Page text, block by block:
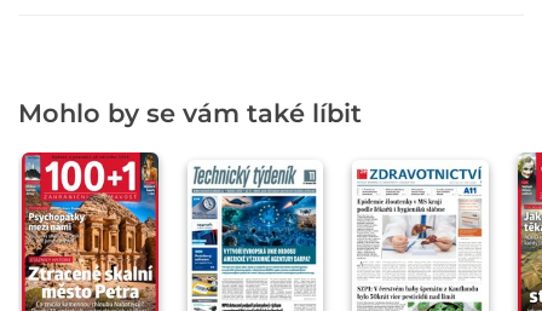
Mohlo by se vám také líbit